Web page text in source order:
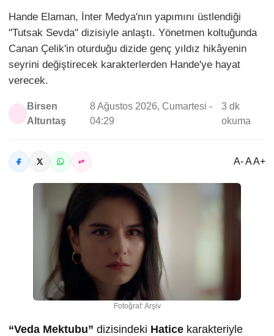
Hande Elaman, İnter Medya'nın yapımını üstlendiği
"Tutsak Sevda" dizisiyle anlaştı. Yönetmen koltuğunda
Canan Çelik'in oturduğu dizide genç yıldız hikâyenin
seyrini değiştirecek karakterlerden Hande'ye hayat
verecek.
Birsen
Altuntaş
8 Ağustos 2026, Cumartesi -
04:29
3 dk
okuma
A- A A+
Fotoğraf: Arşiv
“Veda Mektubu” dizisindeki Hatice karakteriyle